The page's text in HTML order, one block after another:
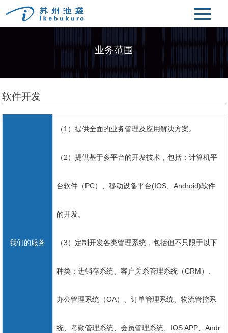
业务范围
软件开发
我们的服务
（1）提供全面的业务管理及应用解决方案。
（2）提供基于多平台的开发技术，包括：计算机平
台软件（PC）、移动设备平台(IOS、Android)软件
的开发。
（3）定制开发各类管理系统，包括但不只限于以下
种类：进销存系统、客户关系管理系统（CRM）、
办公管理系统（OA）、订单管理系统、物流管控系
统、考勤管理系统、会员管理系统、IOS APP、Andr